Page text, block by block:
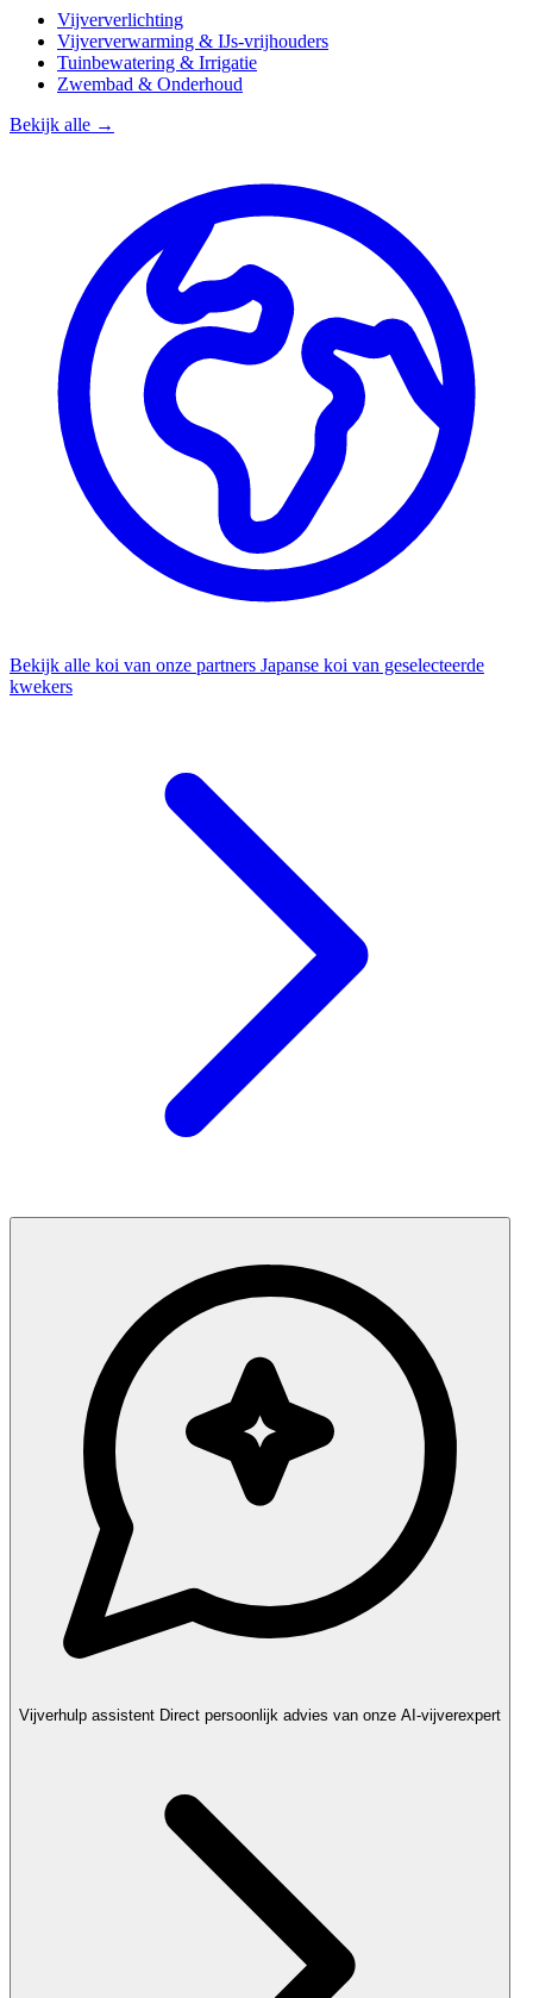
Vijververlichting
Vijververwarming & IJs-vrijhouders
Tuinbewatering & Irrigatie
Zwembad & Onderhoud
Bekijk alle →
Bekijk alle koi van onze partners Japanse koi van geselecteerde
kwekers
Vijverhulp assistent Direct persoonlijk advies van onze AI-vijverexpert